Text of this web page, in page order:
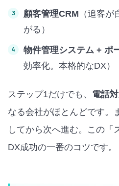
顧客管理CRM （追客
がる）
物件管理システム + ポ
効率化。本格的なDX）
ステップ1だけでも、 電話
なる会社がほとんどです。
してから次へ進む。この「
DX成功の一番のコツです。